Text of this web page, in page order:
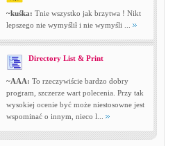
~kuśka: Tnie wszystko jak brzytwa ! Nikt
lepszego nie wymyślił i nie wymyśli ...
Directory List & Print
~AAA: To rzeczywiście bardzo dobry
program, szczerze wart polecenia. Przy tak
wysokiej ocenie być może niestosowne jest
wspominać o innym, nieco l...